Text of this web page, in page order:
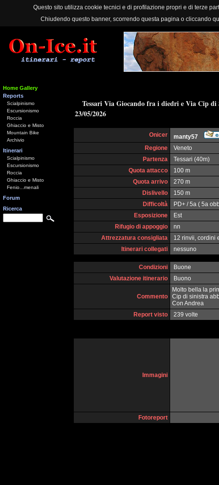
Questo sito utilizza cookie tecnici e di profilazione propri e di terze
Chiudendo questo banner, scorrendo questa pagina o cliccando
Home Gallery
Reports
Scialpinismo
Escursionismo
Roccia
Ghiaccio e Misto
Mountain Bike
Archivio
Itinerari
Scialpinismo
Escursionismo
Roccia
Ghiaccio e Misto
Fenio...menali
Forum
Ricerca
Tessari Via Giocando fra i diedri e Via Cip di
23/05/2026
Onicer
manty57
Regione
Veneto
Partenza
Tessari (40m)
Quota attacco
100 m
Quota arrivo
270 m
Dislivello
150 m
Difficoltà
PD+ / 5a ( 5a
Esposizione
Est
Rifugio di appoggio
nn
Attrezzatura consigliata
12 rinvii, cordini
Itinerari collegati
nessuno
Condizioni
Buone
Valutazione itinerario
Buono
Commento
Molto bella la
Cip di sinistra
Con Andrea
Report visto
239 volte
Immagini
Fotoreport